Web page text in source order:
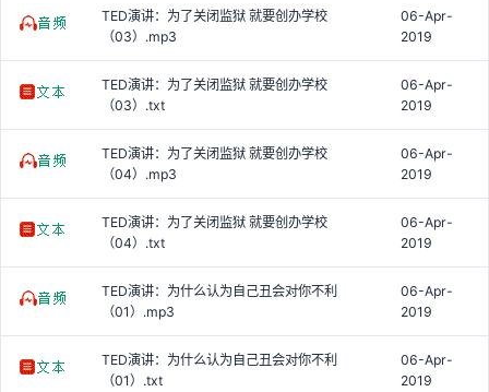
TED演讲：为了关闭监狱 就要创办学校
（03）.mp3
06-Apr-
2019
TED演讲：为了关闭监狱 就要创办学校
（03）.txt
06-Apr-
2019
TED演讲：为了关闭监狱 就要创办学校
（04）.mp3
06-Apr-
2019
TED演讲：为了关闭监狱 就要创办学校
（04）.txt
06-Apr-
2019
TED演讲：为什么认为自己丑会对你不利
（01）.mp3
06-Apr-
2019
TED演讲：为什么认为自己丑会对你不利
（01）.txt
06-Apr-
2019